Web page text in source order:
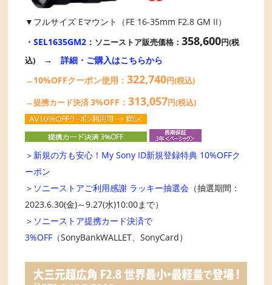
▼フルサイズ Eマウント（FE 16-35mm F2.8 GM II）
・SEL1635GM2 ： ソニーストア販売価格：358,600円(税
込) →詳細・ご購入はこちらから
→10%OFFクーポン使用：322,740円(税込)
→提携カード決済3%OFF：313,057円(税込)
＞ 新規の方も安心！My Sony ID新規登録特典 10%OFFク
ーポン
＞ ソニーストアご利用感謝 ラッキー抽選会 （抽選期間：
2023.6.30(金)～9.27(水)10:00まで）
＞ ソニーストア提携カード決済で
3%OFF （SonyBankWALLET、SonyCard）